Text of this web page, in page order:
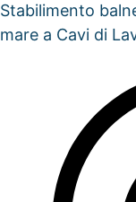
Stabilimento
mare a Cavi di